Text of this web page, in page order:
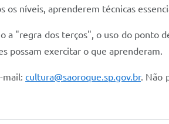
níveis, aprenderem técnicas
a "regra dos terços", o uso do ponto
possam exercitar o que aprenderam.
mail:cultura@saoroque.sp.gov.br. Não